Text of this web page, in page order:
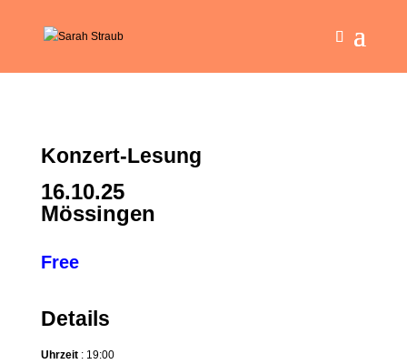
Konzert-Lesung
16.10.25
Mössingen
Free
Details
Uhrzeit: 19:00